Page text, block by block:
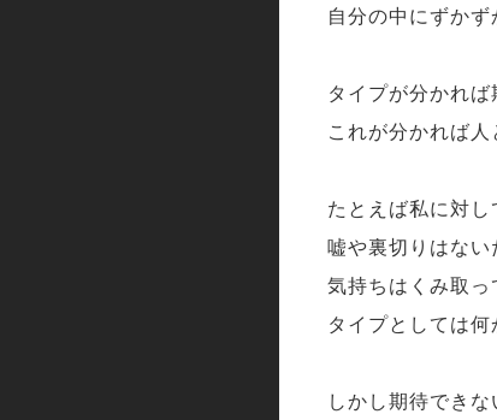
自分の中にずか
タイプが分かれ
これが分かれば人
たとえば私に対
嘘や裏切りはない
気持ちはくみ取
タイプとしては
しかし期待できな